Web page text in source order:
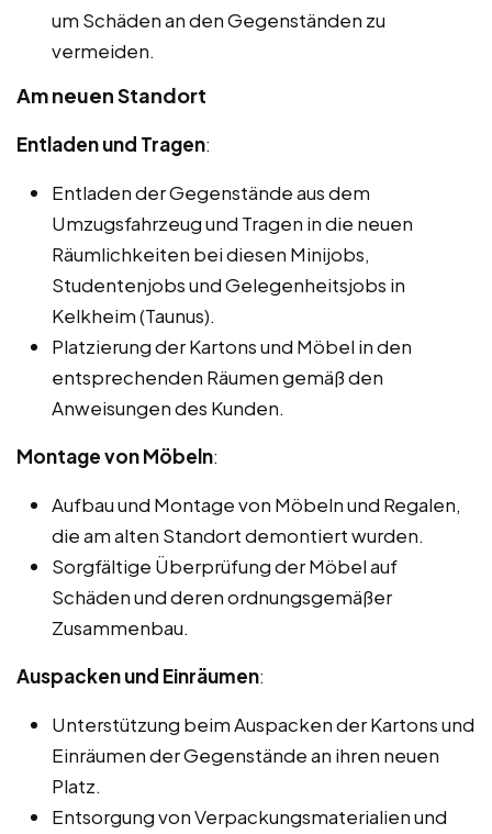
um Schäden an den Gegenständen zu
vermeiden.
Am neuen Standort
Entladen und Tragen:
Entladen der Gegenstände aus dem
Umzugsfahrzeug und Tragen in die neuen
Räumlichkeiten bei diesen Minijobs,
Studentenjobs und Gelegenheitsjobs in
Kelkheim (Taunus).
Platzierung der Kartons und Möbel in den
entsprechenden Räumen gemäß den
Anweisungen des Kunden.
Montage von Möbeln:
Aufbau und Montage von Möbeln und Regalen,
die am alten Standort demontiert wurden.
Sorgfältige Überprüfung der Möbel auf
Schäden und deren ordnungsgemäßer
Zusammenbau.
Auspacken und Einräumen:
Unterstützung beim Auspacken der Kartons und
Einräumen der Gegenstände an ihren neuen
Platz.
Entsorgung von Verpackungsmaterialien und